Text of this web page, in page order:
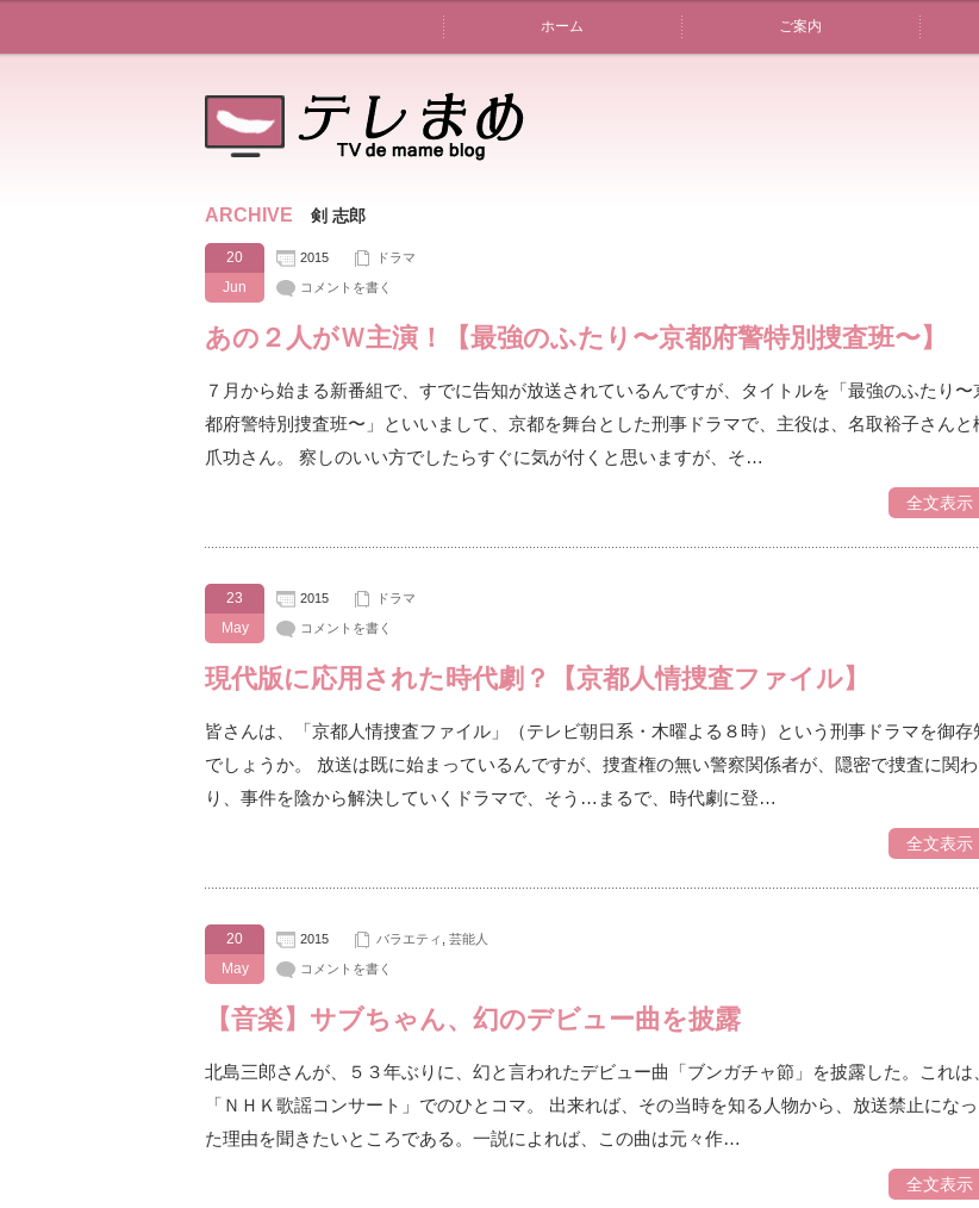
ホーム ご案内
ARCHIVE 剣 志郎
20
Jun
2015 ドラマ
コメントを書く
あの２人がＷ主演！【最強のふたり〜京都府警特別捜査班〜】
７月から始まる新番組で、すでに告知が放送されているんですが、タイトルを「最強のふたり〜
都府警特別捜査班〜」といいまして、京都を舞台とした刑事ドラマで、主役は、名取裕子さんと
爪功さん。 察しのいい方でしたらすぐに気が付くと思いますが、そ…
全文表示
23
May
2015 ドラマ
コメントを書く
現代版に応用された時代劇？【京都人情捜査ファイル】
皆さんは、「京都人情捜査ファイル」（テレビ朝日系・木曜よる８時）という刑事ドラマを御存
でしょうか。 放送は既に始まっているんですが、捜査権の無い警察関係者が、隠密で捜査に関わ
り、事件を陰から解決していくドラマで、そう…まるで、時代劇に登…
全文表示
20
May
2015 バラエティ 芸能人
コメントを書く
【音楽】サブちゃん、幻のデビュー曲を披露
北島三郎さんが、５３年ぶりに、幻と言われたデビュー曲「ブンガチャ節」を披露した。これは
「ＮＨＫ歌謡コンサート」でのひとコマ。 出来れば、その当時を知る人物から、放送禁止になっ
た理由を聞きたいところである。一説によれば、この曲は元々作…
全文表示